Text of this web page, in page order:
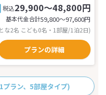
税込29,900～48,800円
基本代金合計59,800〜97,600円
な2名 こども0名・1部屋/1泊2日)
プランの詳細
プラン、5部屋タイプ)